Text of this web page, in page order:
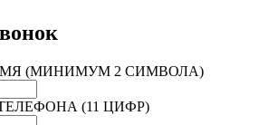
(МИНИМУМ 2 СИМВОЛА)
(11 ЦИФР)